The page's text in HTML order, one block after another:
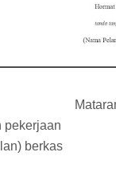
pekerjaan
berkas